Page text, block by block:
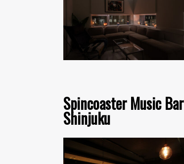
Spincoaster Music Bar
Shinjuku